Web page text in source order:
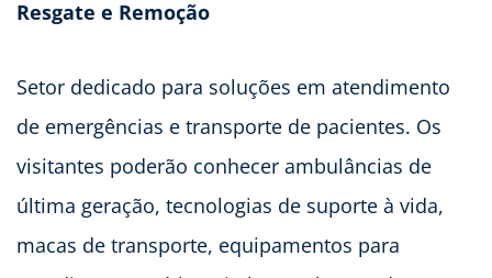
Resgate e Remoção
Setor dedicado para soluções em atendimento
de emergências e transporte de pacientes. Os
visitantes poderão conhecer ambulâncias de
última geração, tecnologias de suporte à vida,
macas de transporte, equipamentos para